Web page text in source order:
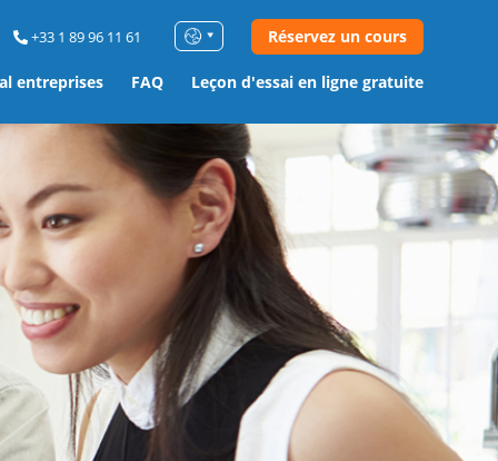
entreprises FAQ Leçon d'essai en ligne gratuite
+33 1 89 96 11 61 Réservez un cours